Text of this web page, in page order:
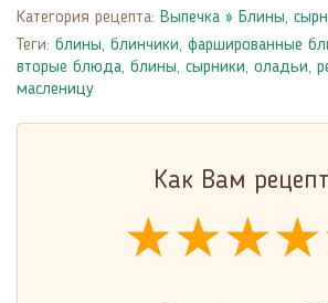
Категория рецепта: Выпечка » Блины,
Теги: блины, блинчики, фаршированные
вторые блюда, блины, сырники, оладьи,
масленицу
Как Вам